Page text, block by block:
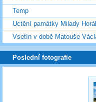
Temp
Uctění památky Milady
Vsetín v době Matouše
Poslední fotografie